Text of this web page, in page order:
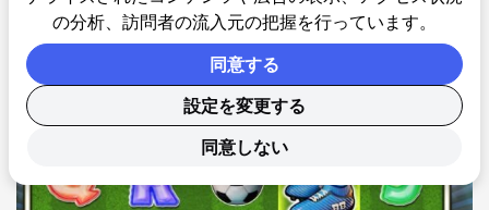
バズーカ演出（BALLS ZOOKA！）で他のシンボルが別の
ものに変身したり👆
の分析、訪問者の流入元の把握を行っています。
設定を変更する
同意しない
同意する